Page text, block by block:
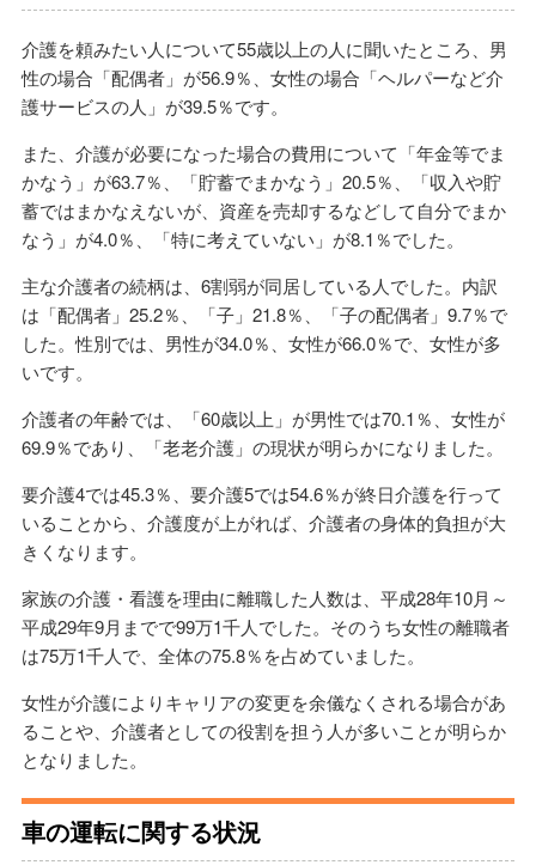
介護を頼みたい人について55歳以上の人に聞いたところ、男
性の場合「配偶者」が56.9％、女性の場合「ヘルパーなど介
護サービスの人」が39.5％です。
また、介護が必要になった場合の費用について「年金等でま
かなう」が63.7％、「貯蓄でまかなう」20.5％、「収入や貯
蓄ではまかなえないが、資産を売却するなどして自分でまか
なう」が4.0％、「特に考えていない」が8.1％でした。
主な介護者の続柄は、6割弱が同居している人でした。内訳
は「配偶者」25.2％、「子」21.8％、「子の配偶者」9.7％で
した。性別では、男性が34.0％、女性が66.0％で、女性が多
いです。
介護者の年齢では、「60歳以上」が男性では70.1％、女性が
69.9％であり、「老老介護」の現状が明らかになりました。
要介護4では45.3％、要介護5では54.6％が終日介護を行って
いることから、介護度が上がれば、介護者の身体的負担が大
きくなります。
家族の介護・看護を理由に離職した人数は、平成28年10月～
平成29年9月までで99万1千人でした。そのうち女性の離職者
は75万1千人で、全体の75.8％を占めていました。
女性が介護によりキャリアの変更を余儀なくされる場合があ
ることや、介護者としての役割を担う人が多いことが明らか
となりました。
車の運転に関する状況